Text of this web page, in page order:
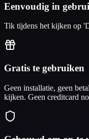
Eenvoudig in
Tik tijdens het kijken op
Gratis te gebruiken
Geen installatie, geen
kijken. Geen creditcard